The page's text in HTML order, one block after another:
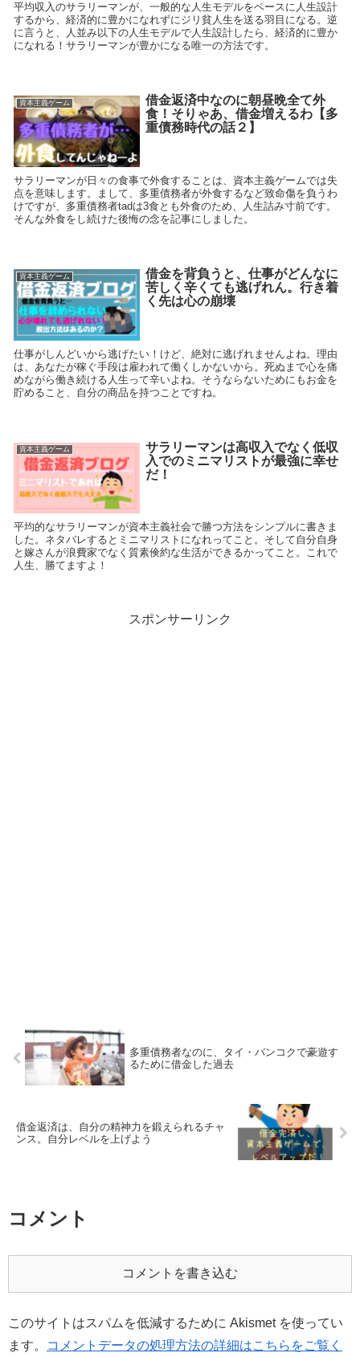
平均収入のサラリーマンが、一般的な人生モデルをベースに人生設計
するから、経済的に豊かになれずにジリ貧人生を送る羽目になる。逆
に言うと、人並み以下の人生モデルで人生設計したら、経済的に豊か
になれる！サラリーマンが豊かになる唯一の方法です。
資本主義ゲーム
借金返済中なのに朝昼晩全て外
食！そりゃあ、借金増えるわ【多
重債務時代の話２】
サラリーマンが日々の食事で外食することは、資本主義ゲームでは失
点を意味します。まして、多重債務者が外食するなど致命傷を負うわ
けですが、多重債務者tadは3食とも外食のため、人生詰み寸前です。
そんな外食をし続けた後悔の念を記事にしました。
資本主義ゲーム
借金を背負うと、仕事がどんなに
苦しく辛くても逃げれん。行き着
く先は心の崩壊
仕事がしんどいから逃げたい！けど、絶対に逃げれませんよね。理由
は、あなたが稼ぐ手段は雇われて働くしかないから。死ぬまで心を痛
めながら働き続ける人生って辛いよね。そうならないためにもお金を
貯めること、自分の商品を持つことですね。
資本主義ゲーム
サラリーマンは高収入でなく低収
入でのミニマリストが最強に幸せ
だ！
平均的なサラリーマンが資本主義社会で勝つ方法をシンプルに書きま
した。ネタバレするとミニマリストになれってこと。そして自分自身
と嫁さんが浪費家でなく質素倹約な生活ができるかってこと。これで
人生、勝てますよ！
スポンサーリンク
多重債務者なのに、タイ・バンコクで豪遊す
るために借金した過去
借金返済は、自分の精神力を鍛えられるチャ
ンス。自分レベルを上げよう
コメント
コメントを書き込む
このサイトはスパムを低減するために Akismet を使ってい
ます。
コメントデータの処理方法の詳細はこちらをご覧く